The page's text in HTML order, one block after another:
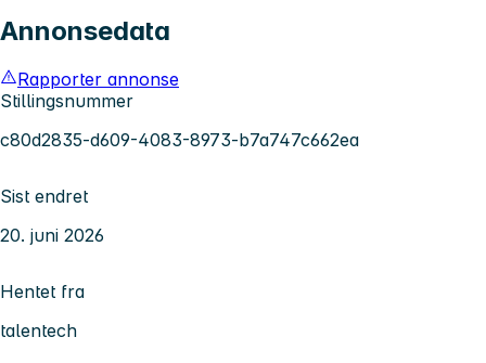
Annonsedata
Rapporter annonse
Stillingsnummer
c80d2835-d609-4083-8973-b7a747c662ea
Sist endret
20. juni 2026
Hentet fra
talentech